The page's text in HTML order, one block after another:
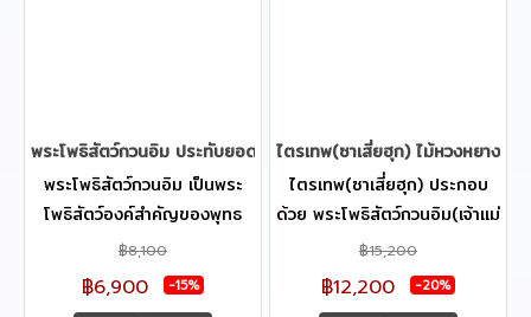
พระโพธิสัตว์กวนอิม ประทับยอดไม้ 25 cm.
พระโพธิสัตว์กวนอิม เป็นพระ
โพธิสัตว์องค์สำคัญของพุทธ
ศาสนามหายาน และมีผู้เลื่อมใส
ศรัทธาในพระโพธิสัตว์องค์นี้
มากมายทั่วโลก ด้วยทรงมี
฿8,100
฿6,900 -15%
ไตรเทพ(ซาเสี่ยฮุก) ไม้หวงหยางมู้
ไตรเทพ(ซาเสี่ยฮุก) ประกอบ
ด้วย พระโพธิสัตว์กวนอิม(เจ้าแม่
กวนอิม) ,พระอมิตาภพุทธะ
(พระยูไล), พระกษิติครรภ์
โพธิสัตว์ ความเป็นมงคล :
฿15,200
฿12,200 -20%